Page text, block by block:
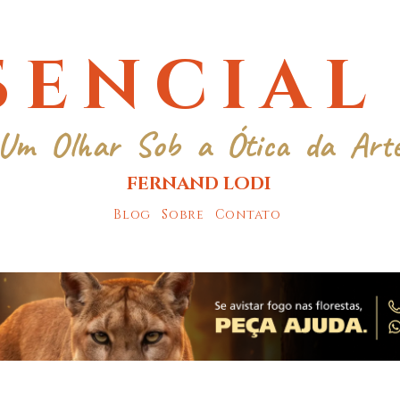
Olhar Sob a Ótica da
FERNAND LODI
Blog Sobre Contato